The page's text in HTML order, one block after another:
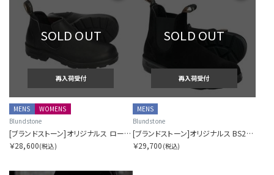
全色
商品表示を指定する
3分割
SOLD OUT
再入荷受付
MENS
WOMENS
Blundstone
[ブランドストーン]オリジナルス ローカット BS2039
￥28,600(税込)
SOLD OUT
再入荷受付
MENS
Blundstone
[ブランドストーン]オリジナルス BS2405
￥29,700 (税込)